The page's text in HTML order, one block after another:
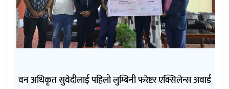
वन अधिकृत सुवेदीलाई पहिलो लुम्बिनी फरेष्टर एक्सिलेन्स अवार्ड